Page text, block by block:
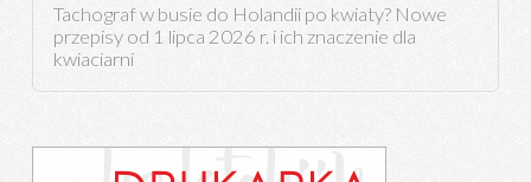
Tachograf w busie do Holandii po kwiaty? Nowe
przepisy od 1 lipca 2026 r. i ich znaczenie dla
kwiaciarni